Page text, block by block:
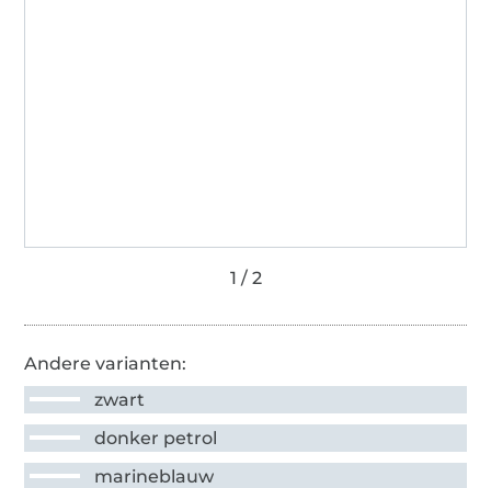
Andere varianten:
zwart
donker petrol
marineblauw